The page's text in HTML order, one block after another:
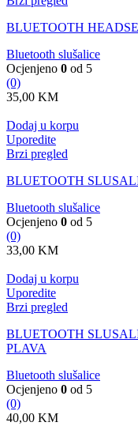
BLUETOOTH
Bluetooth slušalice
Ocjenjeno 0 od 5
(0)
35,00 KM
Dodaj u korpu
Uporedite
Brzi pregled
BLUETOOTH
Bluetooth slušalice
Ocjenjeno 0 od 5
(0)
33,00 KM
Dodaj u korpu
Uporedite
Brzi pregled
BLUETOOTH
PLAVA
Bluetooth slušalice
Ocjenjeno 0 od 5
(0)
40,00 KM